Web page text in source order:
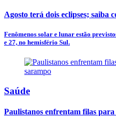
Agosto terá dois eclipses; saiba
Fenômenos solar e lunar estão
e 27, no hemisfério Sul.
Saúde
Paulistanos enfrentam filas